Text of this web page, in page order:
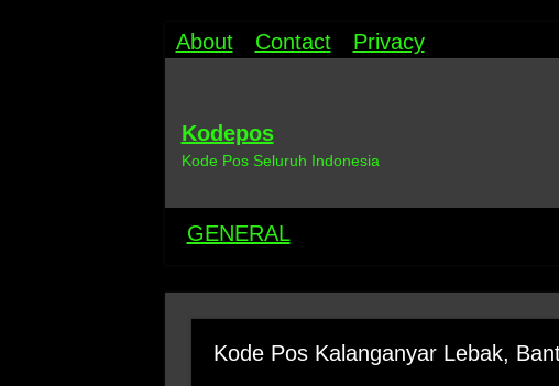
About Contact Privacy
Kodepos
Kode Pos Seluruh Indonesia
GENERAL
Kode Pos Kalanganyar Lebak,